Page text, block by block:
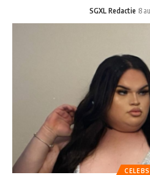
SGXL Redactie 8
CELEBS